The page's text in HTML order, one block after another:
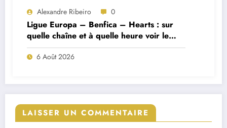
Alexandre Ribeiro 0
Ligue Europa – Benfica – Hearts : sur
quelle chaîne et à quelle heure voir le
match ?
6 Août 2026
LAISSER UN COMMENTAIRE